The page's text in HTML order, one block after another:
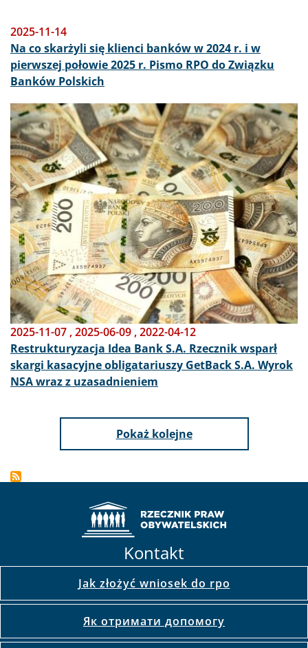
2025-11-14
Na co skarżyli się klienci banków w 2024 r. i w
pierwszej połowie 2025 r. Pismo RPO do Związku
Banków Polskich
Obraz
2025-11-07 ,2025-06-09 ,2022-04-12
Restrukturyzacja Idea Bank S.A. Rzecznik wsparł
skargi kasacyjne obligatariuszy GetBack S.A. Wyrok
NSA wraz z uzasadnieniem
Pokaż kolejne
Kontakt
Jak złożyć wniosek do rpo
Як отримати допомогу